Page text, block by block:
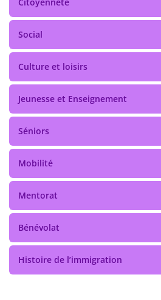
Social
Culture et loisirs
Jeunesse et Enseignement
Séniors
Mobilité
Mentorat
Bénévolat
Histoire de l’immigration